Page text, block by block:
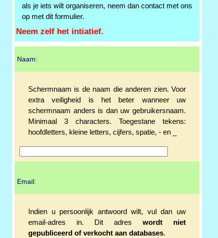
als je iets wilt organiseren, neem dan contact met ons
op met dit formulier.
Neem zelf het intiatief.
Naam:
Schermnaam is de naam die anderen zien. Voor
extra veiligheid is het beter wanneer uw
schermnaam anders is dan uw gebruikersnaam.
Minimaal 3 characters. Toegestane tekens:
hoofdletters, kleine letters, cijfers, spatie, - en _
Email:
Indien u persoonlijk antwoord wilt, vul dan uw
email-adres in. Dit adres wordt niet
gepubliceerd of verkocht aan databases.